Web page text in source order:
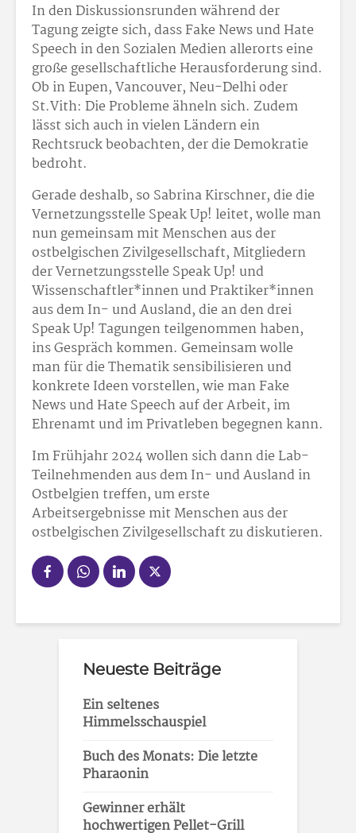
In den Diskussionsrunden während der
Tagung zeigte sich, dass Fake News und Hate
Speech in den Sozialen Medien allerorts eine
große gesellschaftliche Herausforderung sind.
Ob in Eupen, Vancouver, Neu-Delhi oder
St.Vith: Die Probleme ähneln sich. Zudem
lässt sich auch in vielen Ländern ein
Rechtsruck beobachten, der die Demokratie
bedroht.
Gerade deshalb, so Sabrina Kirschner, die die
Vernetzungsstelle Speak Up! leitet, wolle man
nun gemeinsam mit Menschen aus der
ostbelgischen Zivilgesellschaft, Mitgliedern
der Vernetzungsstelle Speak Up! und
Wissenschaftler*innen und Praktiker*innen
aus dem In- und Ausland, die an den drei
Speak Up! Tagungen teilgenommen haben,
ins Gespräch kommen. Gemeinsam wolle
man für die Thematik sensibilisieren und
konkrete Ideen vorstellen, wie man Fake
News und Hate Speech auf der Arbeit, im
Ehrenamt und im Privatleben begegnen kann.
Im Frühjahr 2024 wollen sich dann die Lab-
Teilnehmenden aus dem In- und Ausland in
Ostbelgien treffen, um erste
Arbeitsergebnisse mit Menschen aus der
ostbelgischen Zivilgesellschaft zu diskutieren.
Neueste Beiträge
Ein seltenes
Himmelsschauspiel
Buch des Monats: Die letzte
Pharaonin
Gewinner erhält
hochwertigen Pellet-Grill